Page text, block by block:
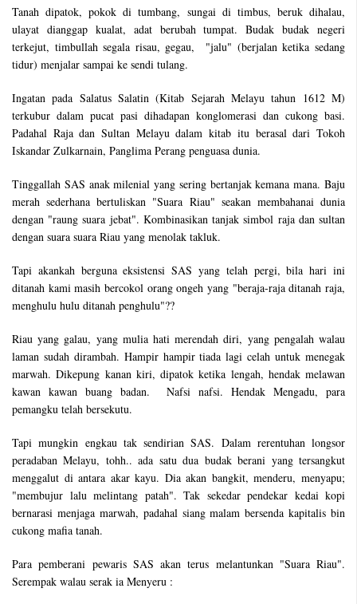
Tanah dipatok, pokok di tumbang, sungai di timbus, beruk dihalau,
ulayat dianggap kualat, adat berubah tumpat. Budak budak negeri
terkejut, timbullah segala risau, gegau, "jalu" (berjalan ketika sedang
tidur) menjalar sampai ke sendi tulang.
Ingatan pada Salatus Salatin (Kitab Sejarah Melayu tahun 1612 M)
terkubur dalam pucat pasi dihadapan konglomerasi dan cukong basi.
Padahal Raja dan Sultan Melayu dalam kitab itu berasal dari Tokoh
Iskandar Zulkarnain, Panglima Perang penguasa dunia.
Tinggallah SAS anak milenial yang sering bertanjak kemana mana. Baju
merah sederhana bertuliskan "Suara Riau" seakan membahanai dunia
dengan "raung suara jebat". Kombinasikan tanjak simbol raja dan sultan
dengan suara suara Riau yang menolak takluk.
Tapi akankah berguna eksistensi SAS yang telah pergi, bila hari ini
ditanah kami masih bercokol orang ongeh yang "beraja-raja ditanah raja,
menghulu hulu ditanah penghulu"??
Riau yang galau, yang mulia hati merendah diri, yang pengalah walau
laman sudah dirambah. Hampir hampir tiada lagi celah untuk menegak
marwah. Dikepung kanan kiri, dipatok ketika lengah, hendak melawan
kawan kawan buang badan. Nafsi nafsi. Hendak Mengadu, para
pemangku telah bersekutu.
Tapi mungkin engkau tak sendirian SAS. Dalam rerentuhan longsor
peradaban Melayu, tohh.. ada satu dua budak berani yang tersangkut
menggalut di antara akar kayu. Dia akan bangkit, menderu, menyapu;
"membujur lalu melintang patah". Tak sekedar pendekar kedai kopi
bernarasi menjaga marwah, padahal siang malam bersenda kapitalis bin
cukong mafia tanah.
Para pemberani pewaris SAS akan terus melantunkan "Suara Riau".
Serempak walau serak ia Menyeru :